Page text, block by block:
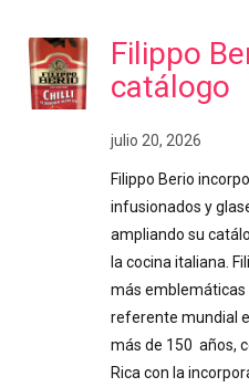
Filippo
catálogo
julio 20, 2026
Filippo Berio
infusionados y
ampliando su
la cocina italiana.
más
referente mundial
más de 150 años,
Rica con la